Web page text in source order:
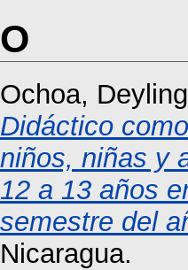
O
Ochoa,
Didáctico
niños, niñas y
12 a 13 años
semestre del
Nicaragua.